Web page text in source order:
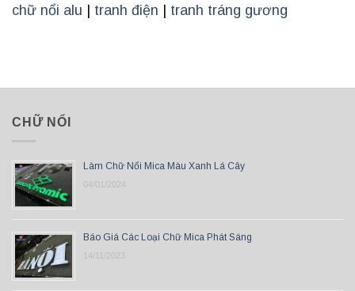
chữ nổi alu | tranh điện | tranh tráng gương
CHỮ NỔI
Làm Chữ Nổi Mica Màu Xanh Lá Cây
04/01/2024
Báo Giá Các Loại Chữ Mica Phát Sáng
14/11/2023